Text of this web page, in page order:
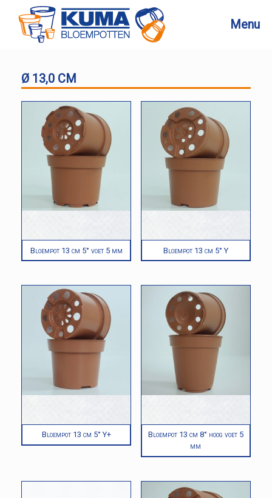
Menu
Ø 13,0 CM
Bloempot 13 cm 5° voet 5 mm Bloempot 13 cm 5° Y
Bloempot 13 cm 5° Y+
Bloempot 13 cm 8° hoog voet 5
mm